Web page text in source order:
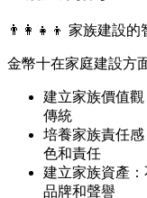
👨‍👩‍👧‍👦 家族建設的
金幣十在家庭建設方
建立家族價值
傳統
培養家族責任
色和責任
建立家族資產
品牌和聲譽